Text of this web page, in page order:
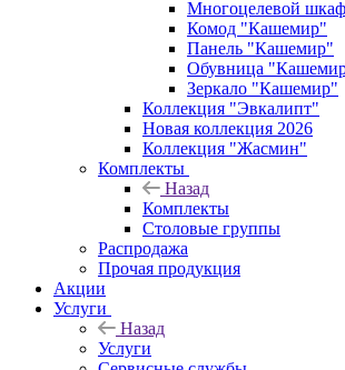
Многоцелевой
Комод "Кашемир"
Панель "Кашемир"
Обувница
Зеркало "Кашемир"
Коллекция "Эвкалипт"
Новая коллекция 2026
Коллекция "Жасмин"
Комплекты
Назад
Комплекты
Столовые группы
Распродажа
Прочая продукция
Акции
Услуги
Назад
Услуги